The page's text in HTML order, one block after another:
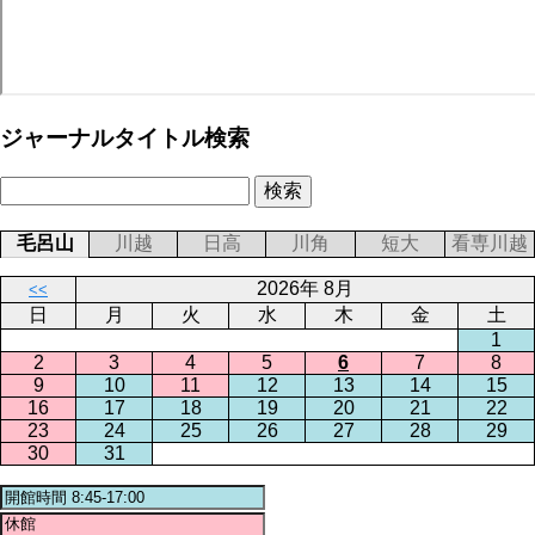
ジャーナルタイトル検索
毛呂山 川越 日高 川角 短大 看専川越
<<
2026年 8月
日
月 火 水 木 金
土
1
2
3 4 5 6 7
8
9
10 11 12 13 14
15
16
17 18 19 20 21
22
23
24 25 26 27 28
29
30
31